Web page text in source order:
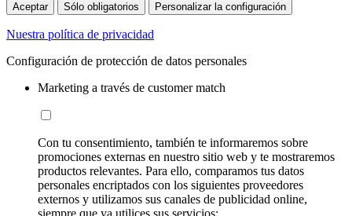
Aceptar Sólo obligatorios Personalizar la configuración
Nuestra política de privacidad
Configuración de protección de datos personales
Marketing a través de customer match
Con tu consentimiento, también te informaremos sobre
promociones externas en nuestro sitio web y te mostraremos
productos relevantes. Para ello, comparamos tus datos
personales encriptados con los siguientes proveedores
externos y utilizamos sus canales de publicidad online,